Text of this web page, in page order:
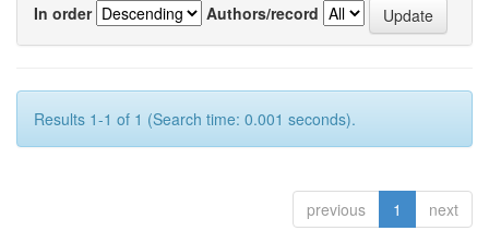
In order
Authors/record
Results 1-1 of 1 (Search time: 0.001 seconds).
previous 1 next